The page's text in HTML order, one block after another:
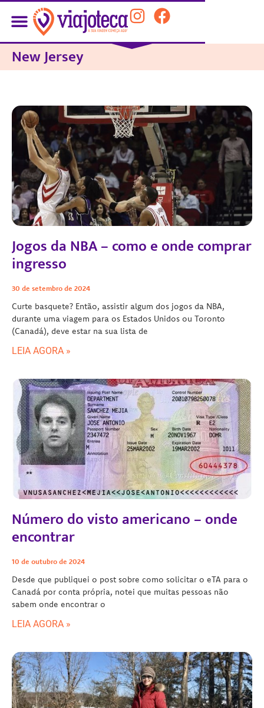
New Jersey
Jogos da NBA – como e onde comprar
ingresso
30 de setembro de 2024
Curte basquete? Então, assistir algum dos jogos da NBA,
durante uma viagem para os Estados Unidos ou Toronto
(Canadá), deve estar na sua lista de
LEIA AGORA »
Número do visto americano – onde
encontrar
10 de outubro de 2024
Desde que publiquei o post sobre como solicitar o eTA para o
Canadá por conta própria, notei que muitas pessoas não
sabem onde encontrar o
LEIA AGORA »